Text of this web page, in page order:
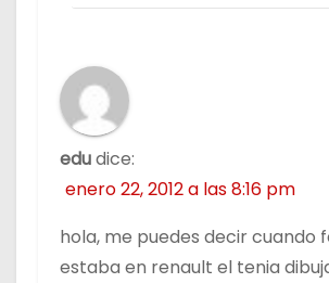
edudice:
enero 22, 2012 a las 8:16 pm
hola, me puedes decir cuando
estaba en renault el tenia